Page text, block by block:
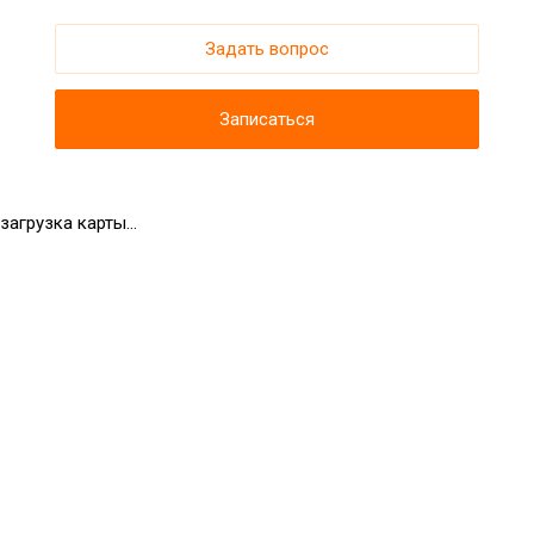
Задать вопрос
Записаться
загрузка карты...